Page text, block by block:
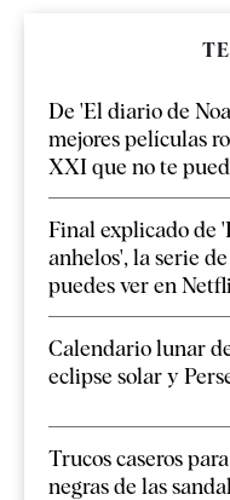
De 'El diario de
mejores películas
XXI que no te
Final explicado de
anhelos', la serie
puedes ver en
Calendario lunar
eclipse solar y
Trucos caseros
negras de las